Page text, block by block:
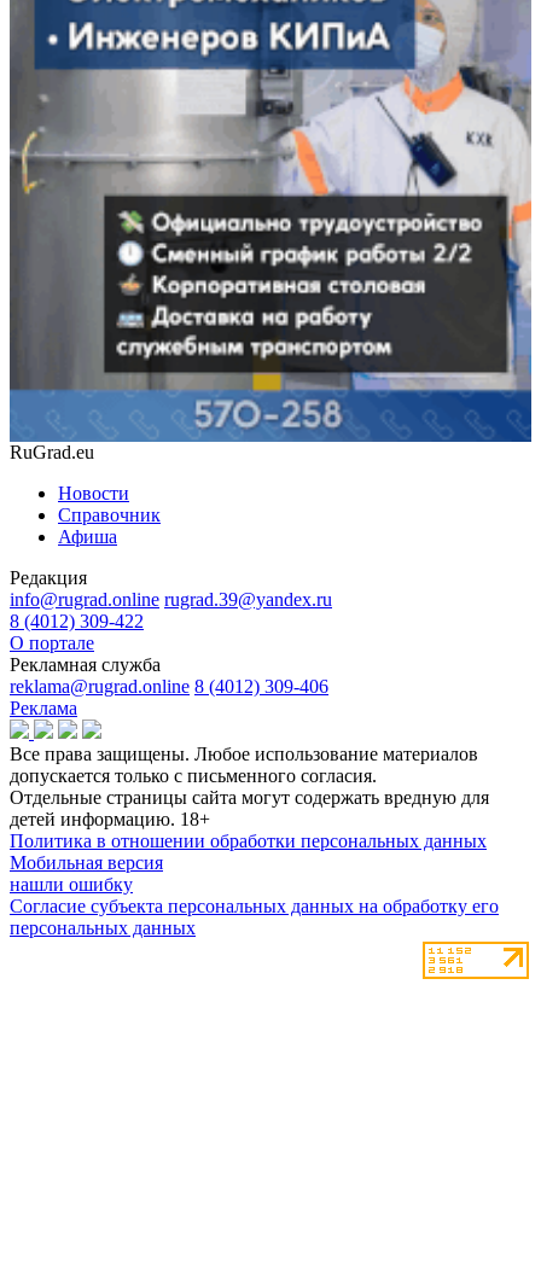
RuGrad.eu
Новости
Справочник
Афиша
Редакция
info@rugrad.online rugrad.39@yandex.ru
8 (4012) 309-422
О портале
Рекламная служба
reklama@rugrad.online 8 (4012) 309-406
Реклама
Все права защищены. Любое использование материалов
допускается только с письменного согласия.
Отдельные страницы сайта могут содержать вредную для
детей информацию. 18+
Политика в отношении обработки персональных данных
Мобильная версия
нашли ошибку
Согласие субъекта персональных данных на обработку его
персональных данных